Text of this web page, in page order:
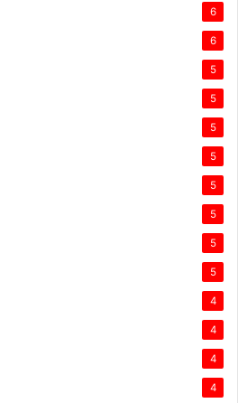
6
6
5
5
5
5
5
5
5
5
4
4
4
4